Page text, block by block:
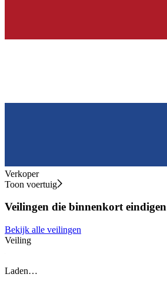
Verkoper
Toon voertuig
Veilingen die binnenkort eindigen
Bekijk alle veilingen
Veiling
Laden…